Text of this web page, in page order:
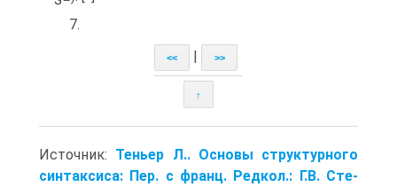
7.
<< >>
↑
Источник: Теньер Л.. Основы структурного
синтаксиса: Пер. с франц. Редкол.: Г.В. Сте­